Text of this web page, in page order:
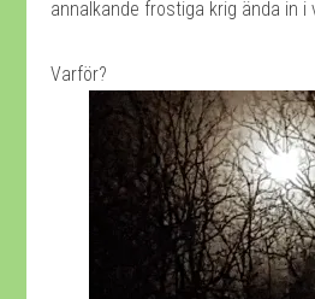
annalkande frostiga krig ända in i
Varför?